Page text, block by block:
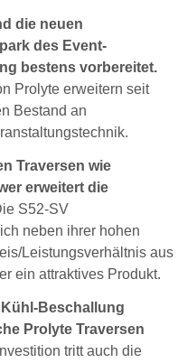
die neuen
des Event-
bestens vorbereitet.
Prolyte erweitern seit
Bestand an
Traversen wie
erweitert die
S52-SV
neben ihrer hohen
Leistungsverhältnis aus
ein attraktives Produkt.
Beschallung
Prolyte Traversen
tritt auch die